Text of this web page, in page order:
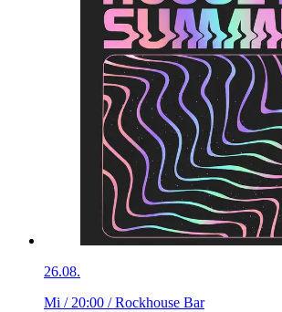
26.08.
Mi / 20:00 / Rockhouse Bar